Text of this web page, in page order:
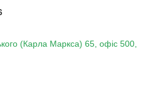
(Карла Маркса) 65, офіс 500,